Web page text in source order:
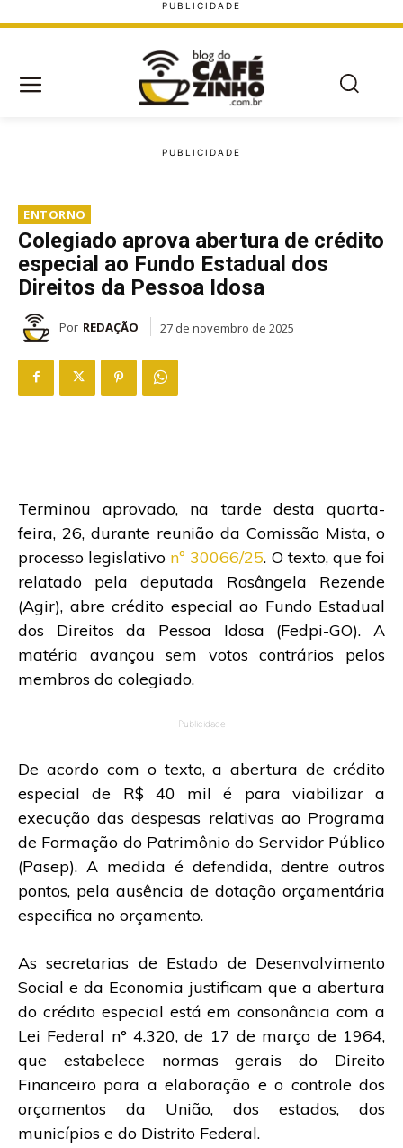
ENTORNO
Colegiado aprova abertura de crédito
especial ao Fundo Estadual dos
Direitos da Pessoa Idosa
Por REDAÇÃO 27 de novembro de 2025
Terminou aprovado, na tarde desta quarta-
feira, 26, durante reunião da Comissão Mista, o
processo legislativo nº 30066/25. O texto, que foi
relatado pela deputada Rosângela Rezende
(Agir), abre crédito especial ao Fundo Estadual
dos Direitos da Pessoa Idosa (Fedpi-GO). A
matéria avançou sem votos contrários pelos
membros do colegiado.
- Publicidade -
De acordo com o texto, a abertura de crédito
especial de R$ 40 mil é para viabilizar a
execução das despesas relativas ao Programa
de Formação do Patrimônio do Servidor Público
(Pasep). A medida é defendida, dentre outros
pontos, pela ausência de dotação orçamentária
especifica no orçamento.
As secretarias de Estado de Desenvolvimento
Social e da Economia justificam que a abertura
do crédito especial está em consonância com a
Lei Federal n° 4.320, de 17 de março de 1964,
que estabelece normas gerais do Direito
Financeiro para a elaboração e o controle dos
orçamentos da União, dos estados, dos
municípios e do Distrito Federal.